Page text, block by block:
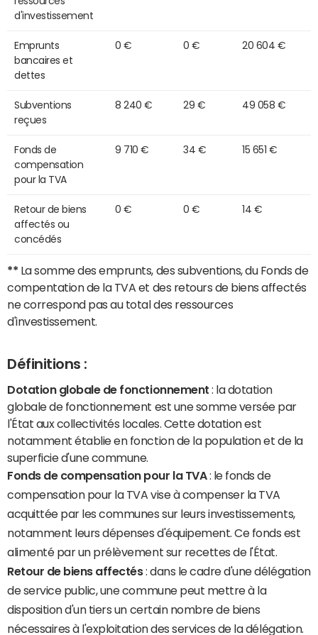
d'investissement
Emprunts
bancaires et
dettes
0 € 0 € 20 604 €
Subventions
reçues
8 240 € 29 € 49 058 €
Fonds de
compensation
pour la TVA
9 710 € 34 € 15 651 €
Retour de biens
affectés ou
concédés
0 € 0 € 14 €
** La somme des emprunts, des subventions, du Fonds de
compentation de la TVA et des retours de biens affectés
ne correspond pas au total des ressources
d'investissement.
Définitions :
Dotation globale de fonctionnement : la dotation
globale de fonctionnement est une somme versée par
l'État aux collectivités locales. Cette dotation est
notamment établie en fonction de la population et de la
superficie d'une commune.
Fonds de compensation pour la TVA: le fonds de
compensation pour la TVA vise à compenser la TVA
acquittée par les communes sur leurs investissements,
notamment leurs dépenses d'équipement. Ce fonds est
alimenté par un prélèvement sur recettes de l'État.
Retour de biens affectés: dans le cadre d'une délégation
de service public, une commune peut mettre à la
disposition d'un tiers un certain nombre de biens
nécessaires à l'exploitation des services de la délégation.